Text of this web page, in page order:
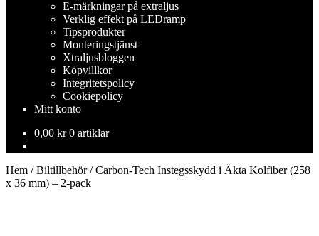
E-märkningar på extraljus
Verklig effekt på LEDramp
Tipsprodukter
Monteringstjänst
Xtraljusbloggen
Köpvillkor
Integritetspolicy
Cookiepolicy
Mitt konto
0,00 kr 0 artiklar
Hem /Biltillbehör/Carbon-Tech Instegsskydd i Äkta Kolfiber (258
x 36 mm) – 2-pack